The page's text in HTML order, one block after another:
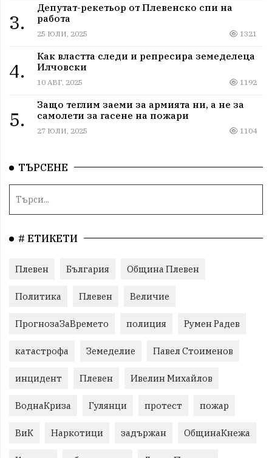
3.
Депутат-рекетьор от Плевенско спи на
работа
25 ЮЛИ, 2025 1321
4.
Как властта следи и репресира земеделеца
Илчовски
10 АВГ, 2025 1192
5.
Защо теглим заеми за армията ни, а не за
самолети за гасене на пожари
27 ЮЛИ, 2025 1104
ТЪРСЕНЕ
# ЕТИКЕТИ
Плевен България Община Плевен
Политика Плевен Величие
ПрогнозаЗаВремето полиция Румен Радев
катастрофа Земеделие Павел Стоименов
инцидент Плевен Ивелин Михайлов
ВоднаКриза Гулянци протест пожар
ВиК Наркотици задържан ОбщинаКнежа